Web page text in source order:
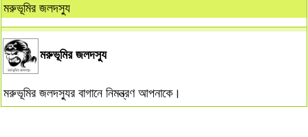
মরুভূমির জলদস্যু
মরুভূমির জলদস্যু
মরুভূমির জলদস্যুর বাগানে নিমন্ত্রণ আপনাকে।